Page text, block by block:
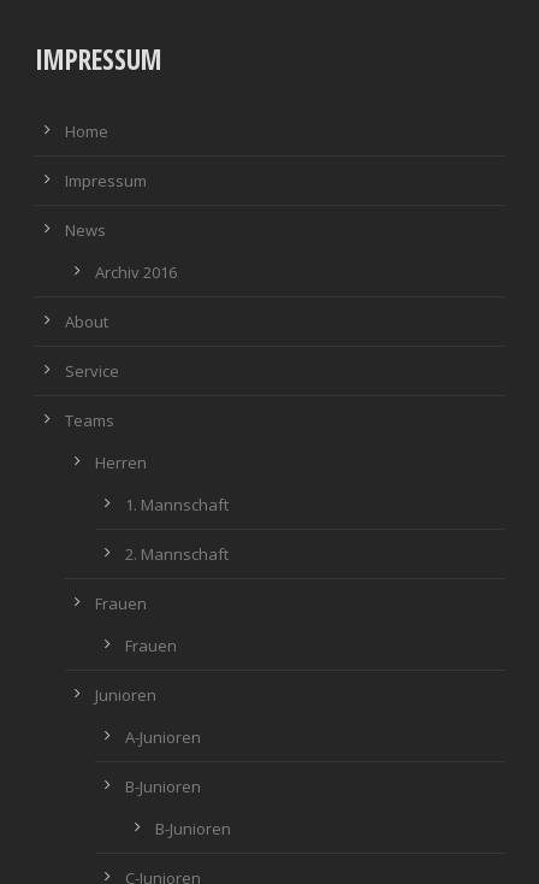
IMPRESSUM
Home
Impressum
News
Archiv 2016
About
Service
Teams
Herren
1. Mannschaft
2. Mannschaft
Frauen
Frauen
Junioren
A-Junioren
B-Junioren
B-Junioren
C-Junioren